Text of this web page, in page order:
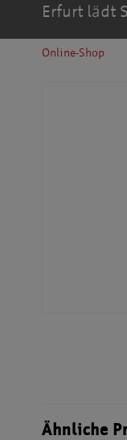
Erfurt lädt
Online-Shop
Ähnliche